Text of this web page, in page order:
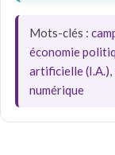
Mots-clés :
économie
artificielle (I.A.),
numérique